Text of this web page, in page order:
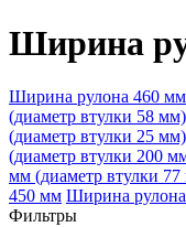
Ширина
Ширина рулона 460 мм
(диаметр втулки 58 мм)
(диаметр втулки 25 мм)
(диаметр втулки 200
мм (диаметр втулки
450 мм Ширина
Фильтры